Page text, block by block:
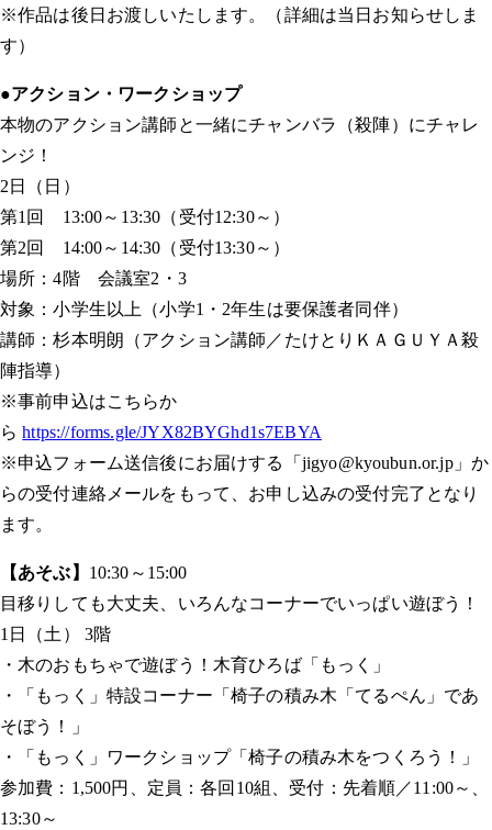
※作品は後日お渡しいたします。（詳細は当日お知らせしま
す）
●アクション・ワークショップ
本物のアクション講師と一緒にチャンバラ（殺陣）にチャレ
ンジ！
2日（日）
第1回 13:00～13:30（受付12:30～）
第2回 14:00～14:30（受付13:30～）
場所：4階 会議室2・3
対象：小学生以上（小学1・2年生は要保護者同伴）
講師：杉本明朗（アクション講師／たけとりＫＡＧＵＹＡ殺
陣指導）
※事前申込はこちらか
らhttps://forms.gle/JYX82BYGhd1s7EBYA
※申込フォーム送信後にお届けする「jigyo@kyoubun.or.jp」か
らの受付連絡メールをもって、お申し込みの受付完了となり
ます。
【あそぶ】 10:30～15:00
目移りしても大丈夫、いろんなコーナーでいっぱい遊ぼう！
1日（土） 3階
・木のおもちゃで遊ぼう！木育ひろば「もっく」
・「もっく」特設コーナー「椅子の積み木「てるぺん」であ
そぼう！」
・「もっく」ワークショップ「椅子の積み木をつくろう！」
参加費：1,500円、定員：各回10組、受付：先着順／11:00～、
13:30～